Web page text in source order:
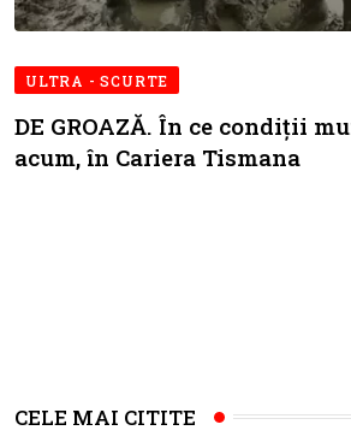
ULTRA - SCURTE
DE GROAZĂ. În ce condiții
acum, în Cariera Tismana
CELE MAI CITITE